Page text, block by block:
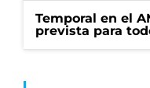
Temporal en el
prevista para